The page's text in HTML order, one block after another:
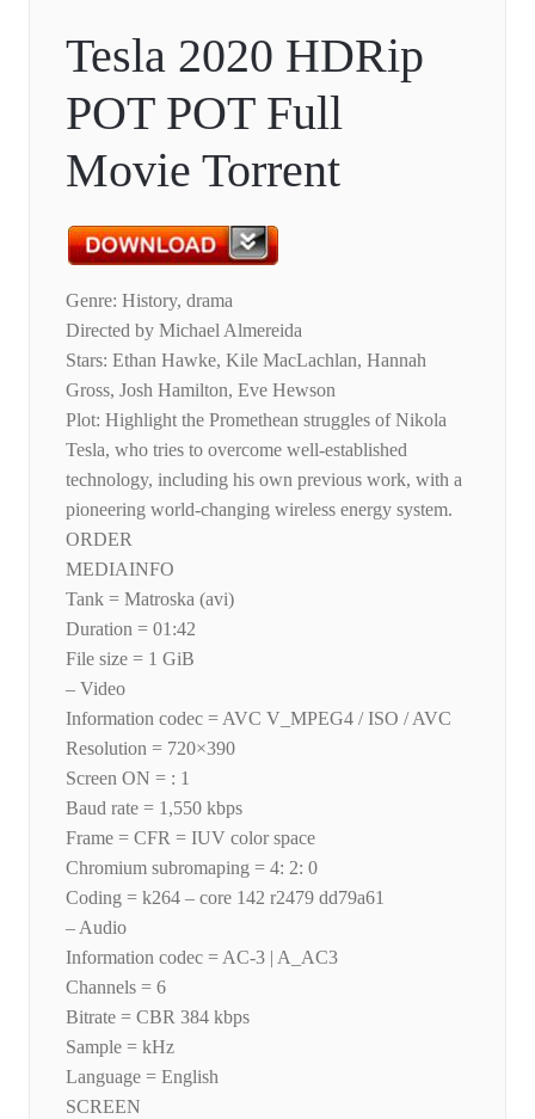
Tesla 2020 HDRip
POT POT Full
Movie Torrent
Genre: History, drama
Directed by Michael Almereida
Stars: Ethan Hawke, Kile MacLachlan, Hannah
Gross, Josh Hamilton, Eve Hewson
Plot: Highlight the Promethean struggles of Nikola
Tesla, who tries to overcome well-established
technology, including his own previous work, with a
pioneering world-changing wireless energy system.
ORDER
MEDIAINFO
Tank = Matroska (avi)
Duration = 01:42
File size = 1 GiB
– Video
Information codec = AVC V_MPEG4 / ISO / AVC
Resolution = 720×390
Screen ON = : 1
Baud rate = 1,550 kbps
Frame = CFR = IUV color space
Chromium subromaping = 4: 2: 0
Coding = k264 – core 142 r2479 dd79a61
– Audio
Information codec = AC-3 | A_AC3
Channels = 6
Bitrate = CBR 384 kbps
Sample = kHz
Language = English
SCREEN